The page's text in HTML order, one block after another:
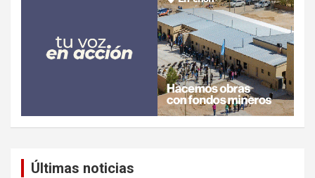
Últimas noticias